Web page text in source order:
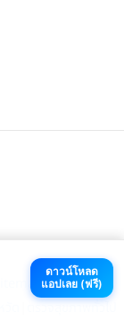
Sitemap
ตรวจสุขภาพทั่วไป
ดาวน์โหลด
แอปเลย (ฟรี)